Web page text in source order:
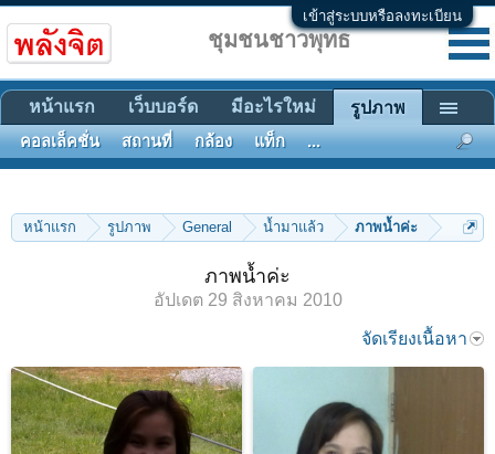
เข้าสู่ระบบหรือลงทะเบียน
หน้าแรก รูปภาพ General น้ำมาแล้ว ภาพน้ำค่ะ
ภาพน้ำค่ะ
อัปเดต 29 สิงหาคม 2010
จัดเรียงเนื้อหา
ชุมชนชาวพุทธ
หน้าแรก เว็บบอร์ด มีอะไรใหม่ รูปภาพ
คอลเล็คชั่น สถานที่ กล้อง แท็ก ...